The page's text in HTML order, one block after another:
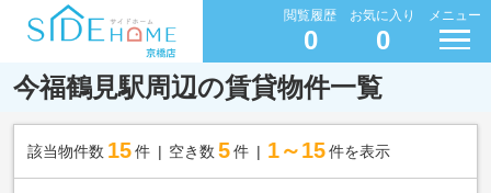
閲覧履歴
0
お気に入り
0
メニュー
今福鶴見駅周辺の賃貸物件一覧
該当物件数 15件 空き数 5 件 1～15 件を表示